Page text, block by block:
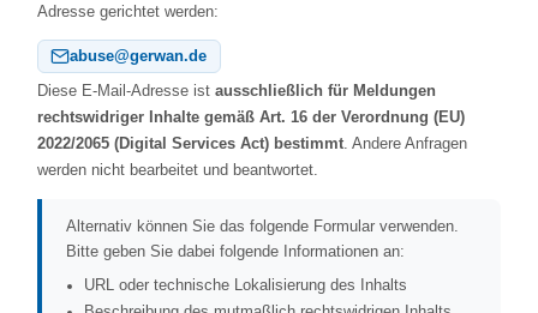
Adresse gerichtet werden:
abuse@gerwan.de
Diese E‑Mail‑Adresse ist ausschließlich für Meldungen
rechtswidriger Inhalte gemäß Art. 16 der Verordnung (EU)
2022/2065 (Digital Services Act) bestimmt. Andere Anfragen
werden nicht bearbeitet und beantwortet.
Alternativ können Sie das folgende Formular verwenden.
Bitte geben Sie dabei folgende Informationen an:
URL oder technische Lokalisierung des Inhalts